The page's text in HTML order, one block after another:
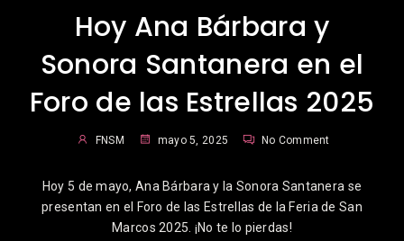
Hoy Ana Bárbara y
Sonora Santanera en el
Foro de las Estrellas 2025
FNSM mayo 5, 2025 No Comment
Hoy 5 de mayo, Ana Bárbara y la Sonora Santanera se
presentan en el Foro de las Estrellas de la Feria de San
Marcos 2025. ¡No te lo pierdas!